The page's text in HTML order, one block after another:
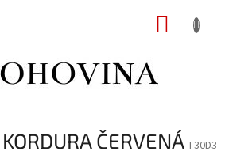
ČERVENÁ T30D3